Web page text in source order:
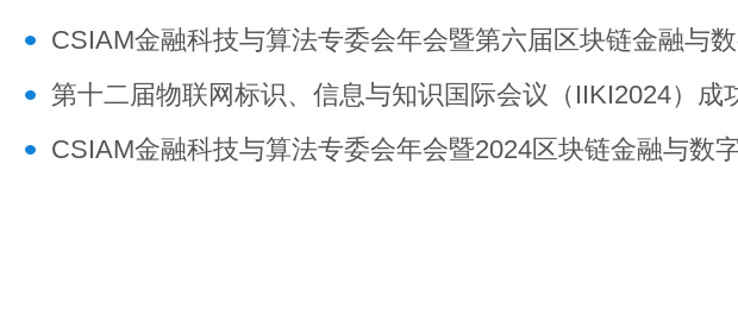
CSIAM金融科技与算法专委会年会暨第六届区块链金融与
第十二届物联网标识、信息与知识国际会议（IIKI2024）成
CSIAM金融科技与算法专委会年会暨2024区块链金融与数